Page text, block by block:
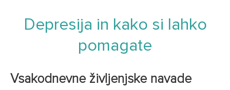
Depresija in kako si lahko
pomagate
Vsakodnevne življenjske navade